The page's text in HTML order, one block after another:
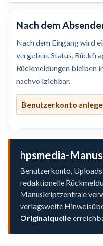
Nach dem
Nach dem Eingang wird
vergeben. Status,
Rückmeldungen bleiben
nachvollziehbar.
Benutzerkonto
hpsmedia-
Benutzerkonto,
redaktionelle
Manuskriptzentrale
verlagsweite
Originalquelle